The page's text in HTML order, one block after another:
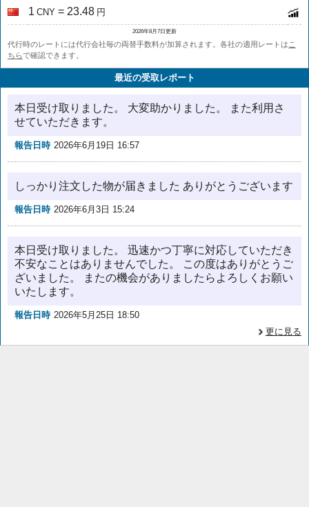
1 CNY = 23.48 円
2026年8月7日更新
代行時のレートには代行会社毎の両替手数料が加算されます。各社の適用レートは こ
ちらで確認できます。
最近の受取レポート
本日受け取りました。 大変助かりました。 また利用さ
せていただきます。
報告日時 2026年6月19日 16:57
しっかり注文した物が届きました ありがとうございます
報告日時 2026年6月3日 15:24
本日受け取りました。 迅速かつ丁寧に対応していただき
不安なことはありませんでした。 この度はありがとうご
ざいました。 またの機会がありましたらよろしくお願い
いたします。
報告日時 2026年5月25日 18:50
更に見る